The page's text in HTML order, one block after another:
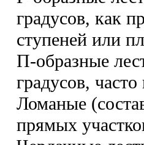
градусов, как
ступеней или
П-образные
градусов,
Ломаные
прямых